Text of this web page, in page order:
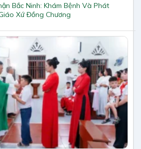
Bắc Ninh: Khám Bệnh Và Phát
Xứ Đồng Chương